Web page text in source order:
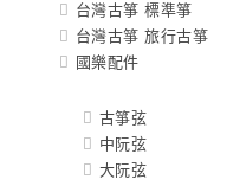
台灣古箏 標準箏
台灣古箏 旅行古箏
國樂配件
古箏弦
中阮弦
大阮弦